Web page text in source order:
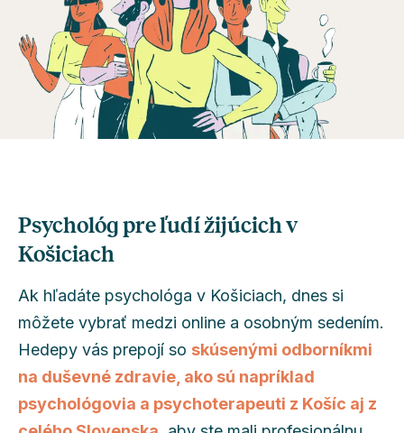
Psychológ pre ľudí žijúcich v
Košiciach
Ak hľadáte psychológa v Košiciach, dnes si
môžete vybrať medzi online a osobným sedením.
Hedepy vás prepojí so skúsenými odborníkmi
na duševné zdravie, ako sú napríklad
psychológovia a psychoterapeuti z Košíc aj z